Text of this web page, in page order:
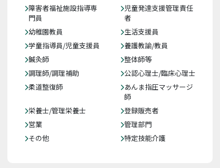
障害者福祉施設指導専
門員
児童発達支援管理責任
者
幼稚園教員
生活支援員
学童指導員/児童支援員
養護教諭/教員
鍼灸師
整体師等
調理師/調理補助
公認心理士/臨床心理士
柔道整復師
あんま指圧マッサージ
師
栄養士/管理栄養士
登録販売者
営業
管理部門
その他
特定技能介護